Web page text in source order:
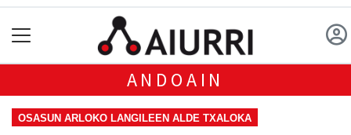
ANDOAIN
OSASUN ARLOKO LANGILEEN ALDE TXALOKA